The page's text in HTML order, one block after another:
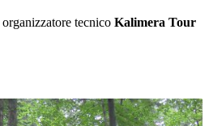
organizzatore tecnico Kalimera Tour